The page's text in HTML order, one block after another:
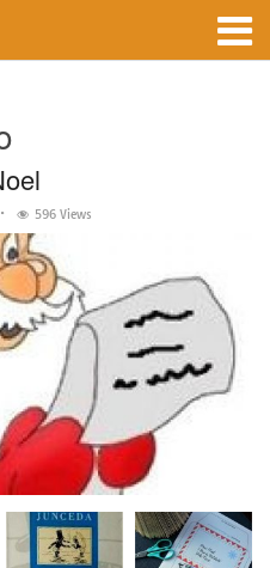
596 Views